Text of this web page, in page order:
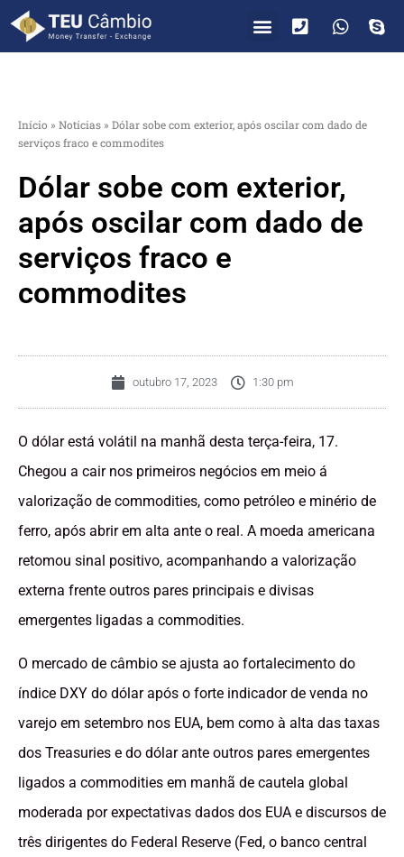
Início » Notícias » Dólar sobe com exterior, após oscilar com dado de
serviços fraco e commodites
Dólar sobe com exterior,
após oscilar com dado de
serviços fraco e
commodites
outubro 17, 2023 1:30 pm
O dólar está volátil na manhã desta terça-feira, 17.
Chegou a cair nos primeiros negócios em meio á
valorização de commodities, como petróleo e minério de
ferro, após abrir em alta ante o real. A moeda americana
retomou sinal positivo, acompanhando a valorização
externa frente outros pares principais e divisas
emergentes ligadas a commodities.
O mercado de câmbio se ajusta ao fortalecimento do
índice DXY do dólar após o forte indicador de venda no
varejo em setembro nos EUA, bem como à alta das taxas
dos Treasuries e do dólar ante outros pares emergentes
ligados a commodities em manhã de cautela global
moderada por expectativas dados dos EUA e discursos de
três dirigentes do Federal Reserve (Fed, o banco central